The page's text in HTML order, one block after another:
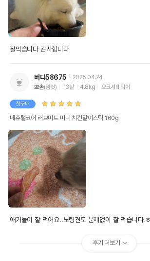
잘먹습니다 감사합니다
버디58675
2025.04.24
뽀솜(암컷) 13살 4.8kg 요크셔테리어
첫구매
네츄럴코어 러브미트 미니 치킨말이스틱 160g
애기들이 잘 먹어요..노령견도 문제없이 잘 먹습니다.
후기 더보기